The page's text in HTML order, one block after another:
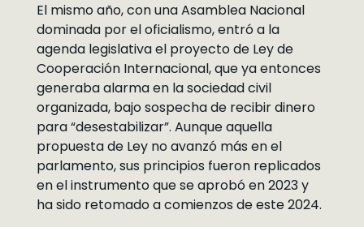
El mismo año, con una Asamblea Nacional
dominada por el oficialismo, entró a la
agenda legislativa el proyecto de Ley de
Cooperación Internacional, que ya entonces
generaba alarma en la sociedad civil
organizada, bajo sospecha de recibir dinero
para “desestabilizar”. Aunque aquella
propuesta de Ley no avanzó más en el
parlamento, sus principios fueron replicados
en el instrumento que se aprobó en 2023 y
ha sido retomado a comienzos de este 2024.